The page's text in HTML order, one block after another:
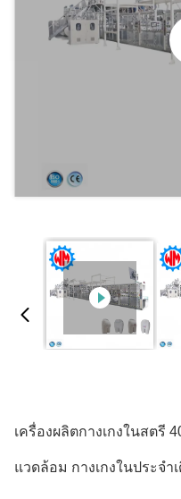
เครื่องผลิตกางเกงในสตรี
แวดล้อม กางเกงในประจ